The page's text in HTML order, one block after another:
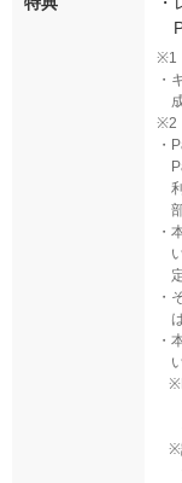
※1
・
※2
・
・
・
・
※
※